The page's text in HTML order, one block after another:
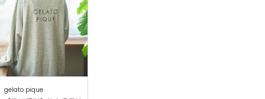
gelato pique